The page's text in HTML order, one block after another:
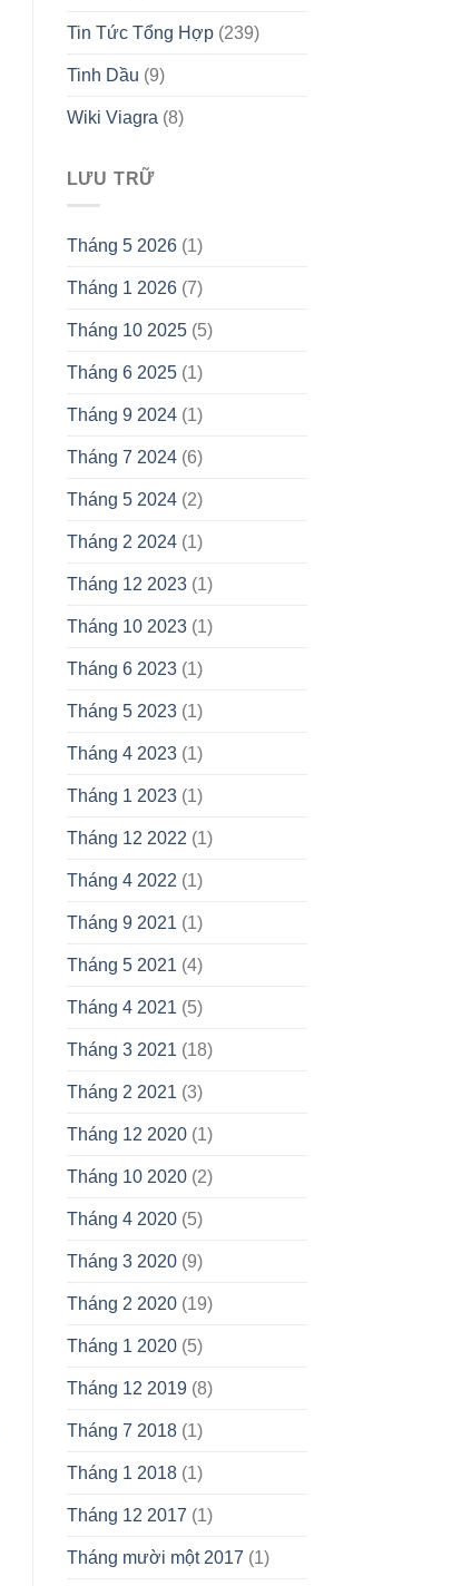
Tin Tức Tổng Hợp(239)
Tinh Dầu (9)
Wiki Viagra (8)
LƯU TRỮ
Tháng 5 2026(1)
Tháng 1 2026(7)
Tháng 10 2025(5)
Tháng 6 2025(1)
Tháng 9 2024(1)
Tháng 7 2024(6)
Tháng 5 2024(2)
Tháng 2 2024(1)
Tháng 12 2023(1)
Tháng 10 2023(1)
Tháng 6 2023(1)
Tháng 5 2023(1)
Tháng 4 2023(1)
Tháng 1 2023(1)
Tháng 12 2022 (1)
Tháng 4 2022 (1)
Tháng 9 2021 (1)
Tháng 5 2021 (4)
Tháng 4 2021 (5)
Tháng 3 2021 (18)
Tháng 2 2021 (3)
Tháng 12 2020(1)
Tháng 10 2020(2)
Tháng 4 2020(5)
Tháng 3 2020(9)
Tháng 2 2020(19)
Tháng 1 2020(5)
Tháng 12 2019(8)
Tháng 7 2018(1)
Tháng 1 2018(1)
Tháng 12 2017 (1)
Tháng mười một 2017 (1)